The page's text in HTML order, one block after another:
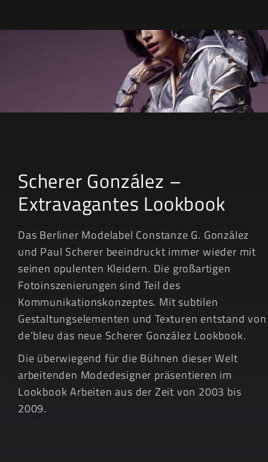
Scherer González –
Extravagantes Lookbook
Das Berliner Modelabel Constanze G. González
und Paul Scherer beeindruckt immer wieder mit
seinen opulenten Kleidern. Die großartigen
Fotoinszenierungen sind Teil des
Kommunikationskonzeptes. Mit subtilen
Gestaltungselementen und Texturen entstand von
de’bleu das neue Scherer González Lookbook.
Die überwiegend für die Bühnen dieser Welt
arbeitenden Modedesigner präsentieren im
Lookbook Arbeiten aus der Zeit von 2003 bis
2009.